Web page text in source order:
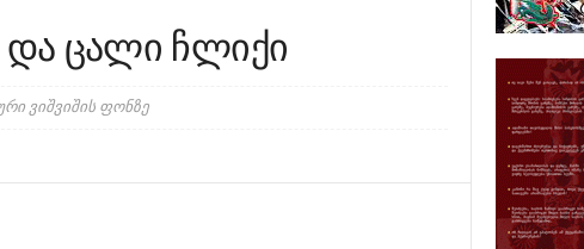
და ცალი ჩლიქი
ვიშვიშის ფონზე